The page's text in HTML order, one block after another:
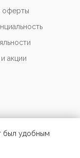
оферты
акции
защищены.
был удобным